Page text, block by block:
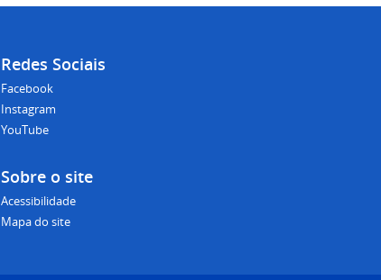
Redes Sociais
Facebook
Instagram
YouTube
Sobre o site
Acessibilidade
Mapa do site